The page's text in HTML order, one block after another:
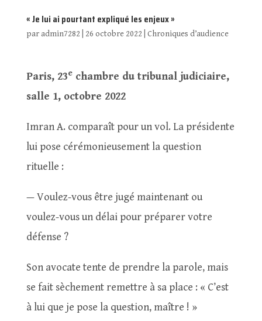
« Je lui ai pourtant expliqué les enjeux »
paradmin7282 26 octobre 2022 Chroniques d’audience
Paris, 23echambre du tribunal judiciaire,
salle 1, octobre 2022
Imran A. comparaît pour un vol. La présidente
lui pose cérémonieusement la question
rituelle :
— Voulez-vous être jugé maintenant ou
voulez-vous un délai pour préparer votre
défense ?
Son avocate tente de prendre la parole, mais
se fait sèchement remettre à sa place : « C’est
à lui que je pose la question, maître ! »